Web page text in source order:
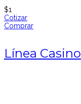
$1
Cotizar
Comprar
Línea Casino